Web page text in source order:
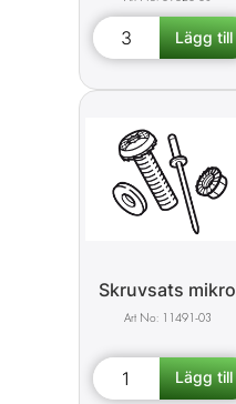
Skruvsats mikro
11491-03